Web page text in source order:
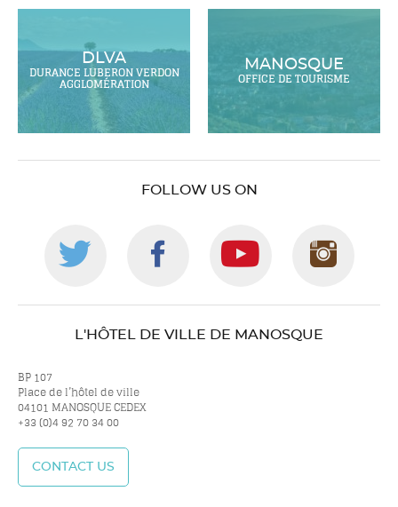
DLVA
DURANCE LUBERON VERDON
AGGLOMÉRATION
MANOSQUE
OFFICE DE TOURISME
FOLLOW US ON
Follow
us
on
twitter
Follow
us
Follow
us
us
L'HÔTEL DE VILLE DE MANOSQUE
BP 107
Place de l’hôtel de ville
04101 MANOSQUE CEDEX
+33 (0)4 92 70 34 00
CONTACT US